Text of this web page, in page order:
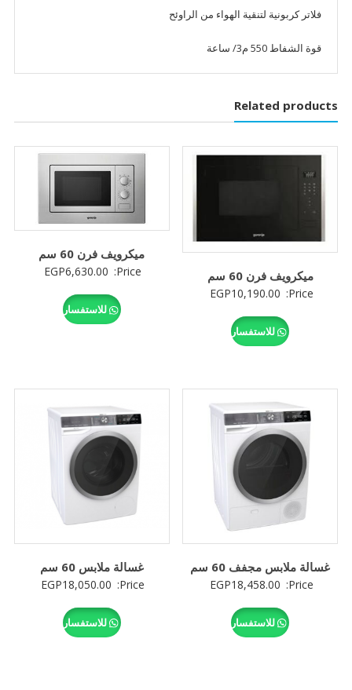
فلاتر كربونية لتنقية الهواء من الراوئح
قوة الشفاط 550 م3/ ساعة
Related products
ميكرويف فرن 60 سم
Price:
EGP10,190.00
للاستفسار
ميكرويف فرن 60 سم
Price:
EGP6,630.00
للاستفسار
غسالة ملابس مجفف 60 سم
Price:
EGP18,458.00
للاستفسار
غسالة ملابس 60 سم
Price:
EGP18,050.00
للاستفسار